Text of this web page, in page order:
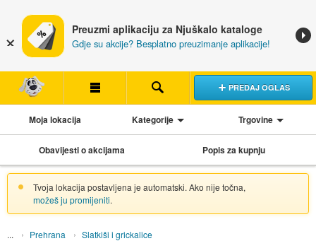
Preuzmi aplikaciju za Njuškalo kataloge
Gdje su akcije? Besplatno preuzimanje aplikacije!
PREDAJ OGLAS
Moja lokacija Kategorije Trgovine
Obavijesti o akcijama Popis za kupnju
Tvoja lokacija postavljena je automatski. Ako nije točna,
možeš ju promijeniti.
Prehrana Slatkiši i grickalice